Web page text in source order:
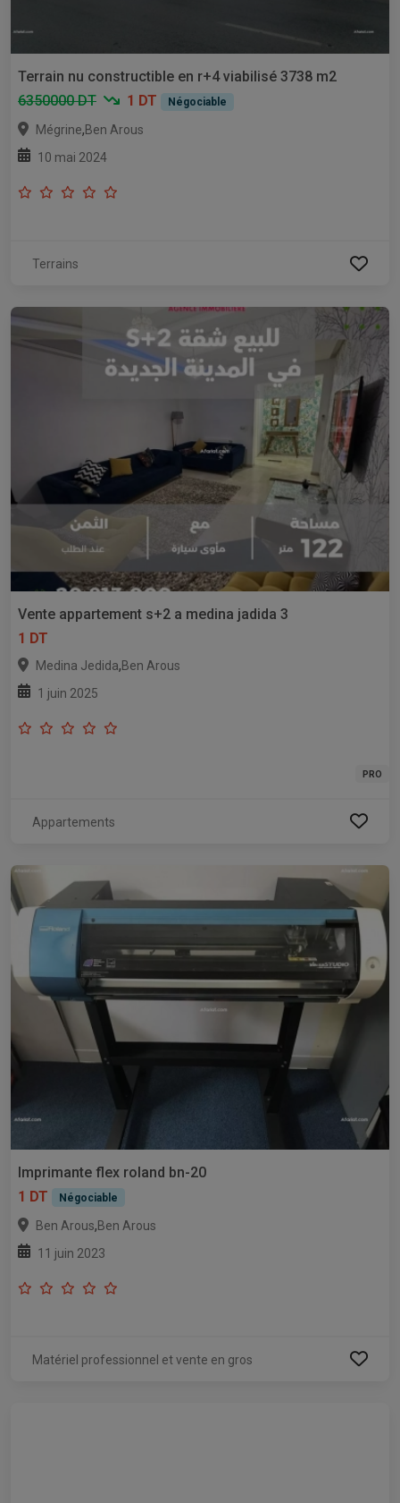
Terrain nu constructible en r+4 viabilisé 3738 m2
6350000 DT
1 DT Négociable
Mégrine,Ben Arous
10 mai 2024
Terrains
Vente appartement s+2 a medina jadida 3
1 DT
Medina Jedida,Ben Arous
1 juin 2025
PRO
Appartements
Imprimante flex roland bn-20
1 DT
Négociable
Ben Arous,Ben Arous
11 juin 2023
Matériel professionnel et vente en gros